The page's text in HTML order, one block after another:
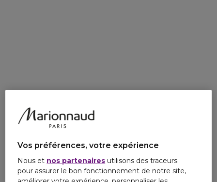
Vos préférences, votre expérience
Nous et nos partenaires utilisons des traceurs
pour assurer le bon fonctionnement de notre site,